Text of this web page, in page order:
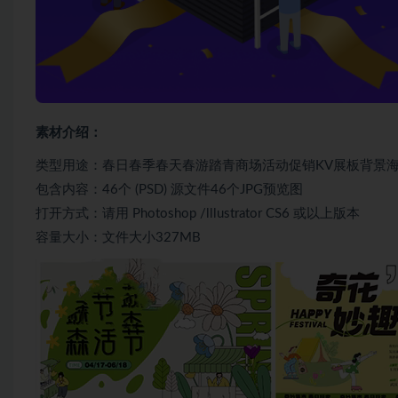
素材介绍：
类型用途：春日春季春天春游踏青商场活动促销KV展板背景
包含内容：46个 (PSD) 源文件46个JPG预览图
打开方式：请用 Photoshop /lllustrator CS6 或以上版本
容量大小：文件大小327MB